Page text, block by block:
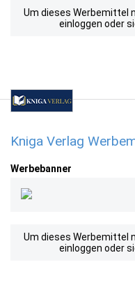
Um dieses Werbemittel
einloggen oder
Kniga Verlag
Werbebanner
Um dieses Werbemittel
einloggen oder